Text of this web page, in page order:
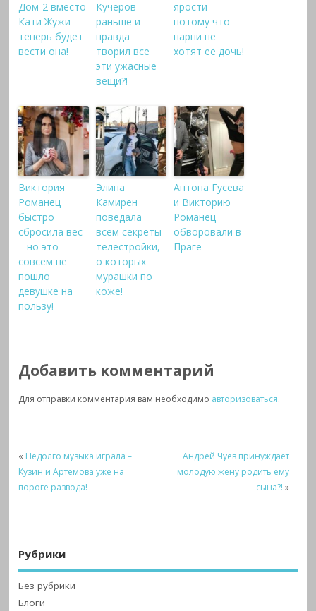
Дом-2 вместо
Кати Жужи
теперь будет
вести она!
Кучеров
раньше и
правда
творил все
эти ужасные
вещи?!
ярости –
потому что
парни не
хотят её дочь!
Виктория
Романец
быстро
сбросила вес
– но это
совсем не
пошло
девушке на
пользу!
Элина
Камирен
поведала
всем секреты
телестройки,
о которых
мурашки по
коже!
Антона Гусева
и Викторию
Романец
обворовали в
Праге
Добавить комментарий
Для отправки комментария вам необходимо авторизоваться.
« Недолго музыка играла –
Кузин и Артемова уже на
пороге развода!
Андрей Чуев принуждает
молодую жену родить ему
сына?! »
Рубрики
Без рубрики
Блоги